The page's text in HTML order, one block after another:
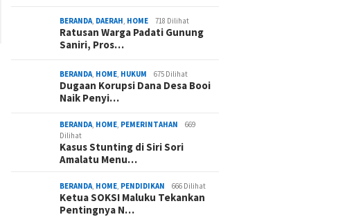
BERANDA DAERAH HOME 718 Dilihat
Ratusan Warga Padati Gunung
Saniri, Pros…
BERANDA HOME HUKUM 675 Dilihat
Dugaan Korupsi Dana Desa Booi
Naik Penyi…
BERANDA HOME PEMERINTAHAN
669
Dilihat
Kasus Stunting di Siri Sori
Amalatu Menu…
BERANDA HOME PENDIDIKAN 666 Dilihat
Ketua SOKSI Maluku Tekankan
Pentingnya N…